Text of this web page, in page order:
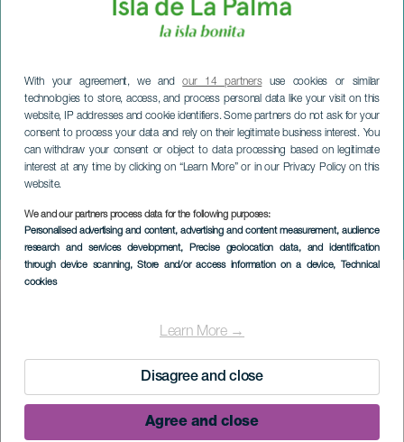
With your agreement, we andour 14 partnersuse cookies or similar
technologies to store, access, and process personal data like your visit on this
website, IP addresses and cookie identifiers. Some partners do not ask for your
consent to process your data and rely on their legitimate business interest. You
can withdraw your consent or object to data processing based on legitimate
interest at any time by clicking on “Learn More” or in our Privacy Policy on this
website.
We and our partners process data for the following purposes:
Personalised advertising and content, advertising and content measurement, audience
research and services development, Precise geolocation data, and identification
through device scanning, Store and/or access information on a device, Technical
cookies
Learn More →
Disagree and close
Agree and close
Pasión Almodóvar
LA PALMA
Imagen